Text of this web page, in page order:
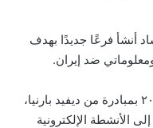
أنشأ فرعًا جديدًا بهدف
ضد إيران.
ووفقًا للتقرير، تأسس هذا الفرع عام ٢٠٢١ بمبادرة من ديفيد بارنيا،
الأنشطة الإلكترونية